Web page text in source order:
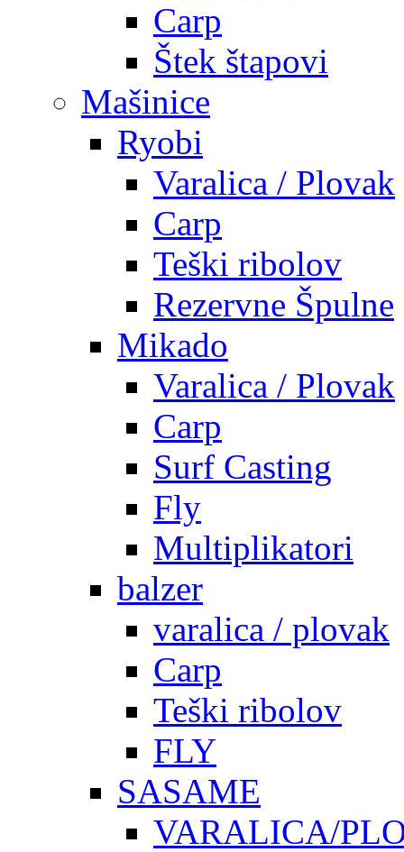
Carp
Štek štapovi
Mašinice
Ryobi
Varalica / Plovak
Carp
Teški ribolov
Rezervne Špulne
Mikado
Varalica / Plovak
Carp
Surf Casting
Fly
Multiplikatori
balzer
varalica / plovak
Carp
Teški ribolov
FLY
SASAME
VARALICA/